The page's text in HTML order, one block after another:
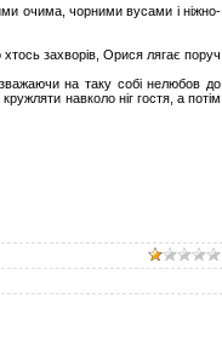
очима, чорними вусами і ніжно-
захворів, Орися лягає поруч
на таку собі нелюбов до
навколо ніг гостя, а потім